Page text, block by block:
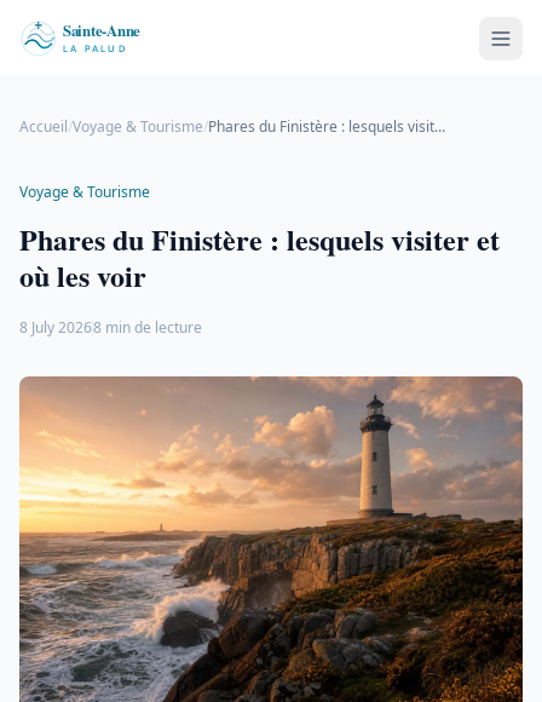
Accueil/Voyage & Tourisme/ Phares du Finistère : lesquels visiter et où les voir
Voyage & Tourisme
Phares du Finistère : lesquels visiter et
où les voir
8 July 20268 min de lecture